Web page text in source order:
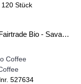
Stück
Puro Fairtrade Bio - Savanna (Espresso) 120 Stück
527634